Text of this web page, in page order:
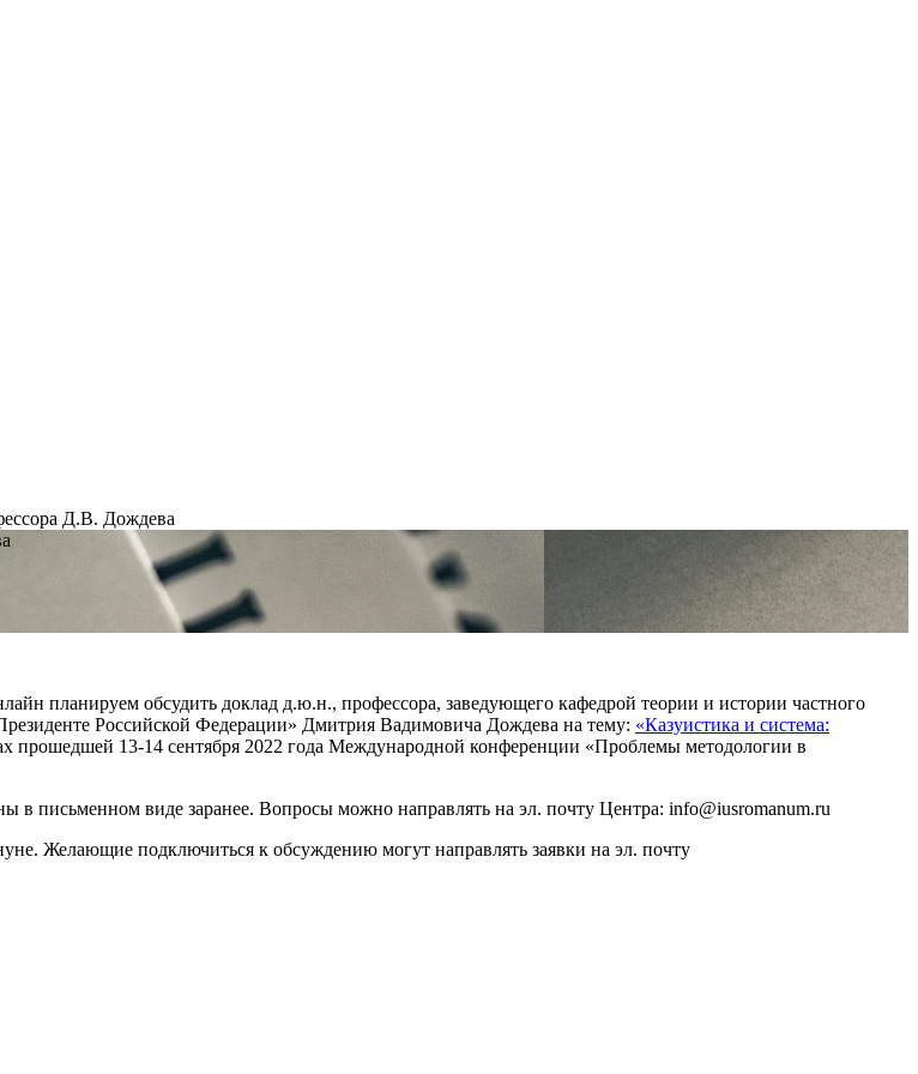
Д.В. Дождева
планируем обсудить доклад д.ю.н., профессора, заведующего кафедрой теории и истории частного
Российской Федерации» Дмитрия Вадимовича Дождева на тему: «Казуистика и система:
прошедшей 13-14 сентября 2022 года Международной конференции «Проблемы методологии в
в письменном виде заранее. Вопросы можно направлять на эл. почту Центра: info@iusromanum.ru
Желающие подключиться к обсуждению могут направлять заявки на эл. почту